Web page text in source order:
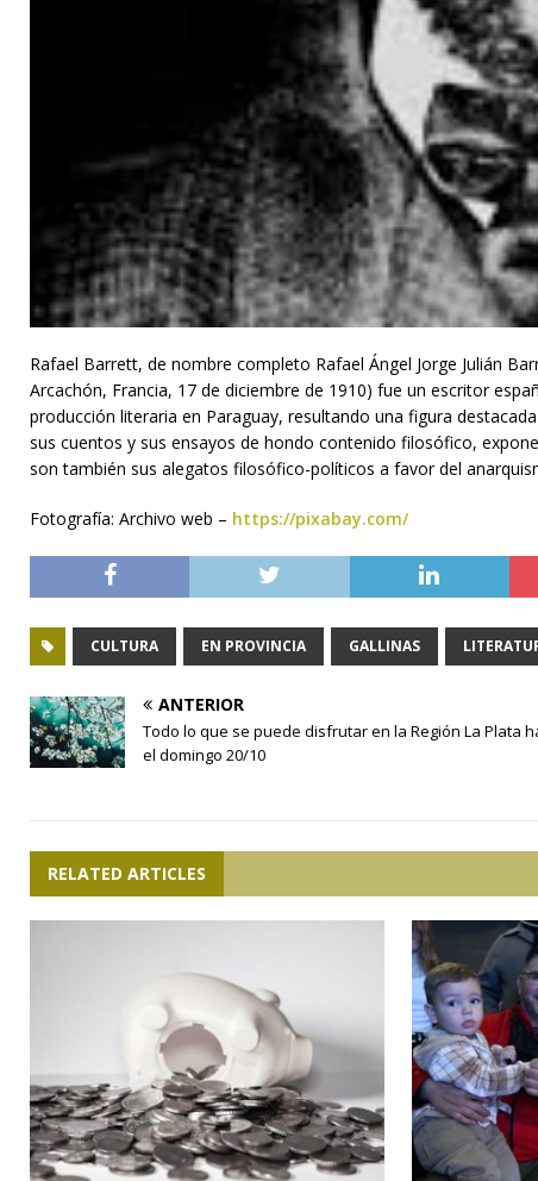
Rafael Barrett, de nombre completo Rafael Ángel Jorge Julián
Arcachón, Francia, 17 de diciembre de 1910) fue un escritor
producción literaria en Paraguay, resultando una figura
sus cuentos y sus ensayos de hondo contenido filosófico,
son también sus alegatos filosófico-políticos a favor del
Fotografía: Archivo web – https://pixabay.com/
CULTURA EN PROVINCIA GALLINAS
ANTERIOR
Todo lo que se puede disfrutar en la Región La Plata
el domingo 20/10
RELATED ARTICLES